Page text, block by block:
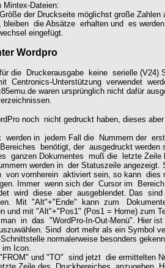
Mintex-Dateien:
der Druckseite möglichst große Zahlen
bleiben die Absätze erhalten und es
eingefügt.
Wordpro
die Druckerausgabe keine serielle
Centronics-Unterstützung verwendet
waren ursprünglich nicht dafür
noch nicht gedruckt haben, dieses
werden in jedem Fall die Nummern der
benötigt, der ausgedruckt werden
ganzen Dokumentes muß die letzte Zeile
werden in der Statuszeile angezeigt.
von vornherein aktiviert sein, so kann dies
Immer wenn sich der Cursor im
wird diese aber ausgeblendet. Das sind
Mit "Alt"+"Ende" kann zum
und mit "Alt"+"Pos1" (Pos1 = Home) zum
in das "WordPro-In-Out-Menü". Hier
Sind dort mehr als ein Symbol
normalerweise besonders
im Icon.
und "TO" sind jetzt die ermittelten